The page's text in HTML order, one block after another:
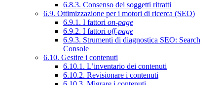
6.8.3. Consenso dei soggetti ritratti
6.9. Ottimizzazione per i motori di ricerca (SEO)
6.9.1. I fattori on-page
6.9.2. I fattori off-page
6.9.3. Strumenti di diagnostica SEO: Search
Console
6.10. Gestire i contenuti
6.10.1. L’inventario dei contenuti
6.10.2. Revisionare i contenuti